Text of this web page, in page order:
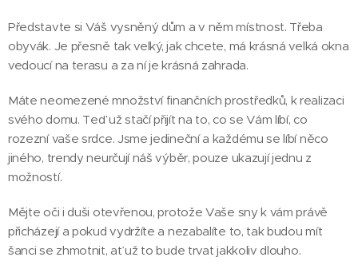
Představte si Váš vysněný dům a v něm místnost. Třeba
obyvák. Je přesně tak velký, jak chcete, má krásná velká okna
vedoucí na terasu a za ní je krásná zahrada.
Máte neomezené množství finančních prostředků, k realizaci
svého domu. Teď už stačí přijít na to, co se Vám líbí, co
rozezní vaše srdce. Jsme jedineční a každému se líbí něco
jiného, trendy neurčují náš výběr, pouze ukazují jednu z
možností.
Mějte oči i duši otevřenou, protože Vaše sny k vám právě
přicházejí a pokud vydržíte a nezabalíte to, tak budou mít
šanci se zhmotnit, ať už to bude trvat jakkoliv dlouho.